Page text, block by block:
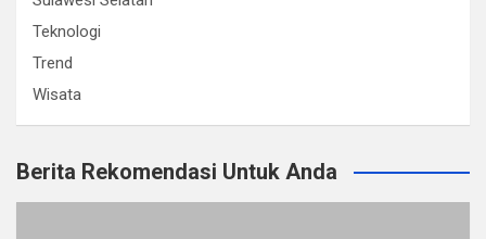
Teknologi
Trend
Wisata
Berita Rekomendasi Untuk Anda